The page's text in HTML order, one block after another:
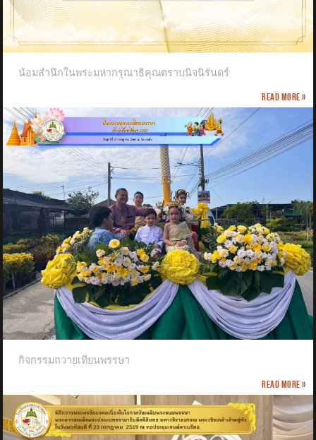
น้อมสำนึกในพระมหากรุณาธิคุณตราบนิจนิรันดร์
Read more »
กิจกรรมถวายเทียนพรรษา
Read more »